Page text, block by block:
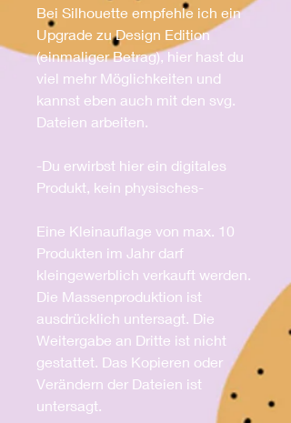
Bei Silhouette empfehle ich ein
Upgrade zu Design Edition
(einmaliger Betrag), hier hast du
viel mehr Möglichkeiten und
kannst eben auch mit den svg.
Dateien arbeiten.
-Du erwirbst hier ein digitales
Produkt, kein physisches-
Eine Kleinauflage von max. 10
Produkten im Jahr darf
kleingewerblich verkauft werden.
Die Massenproduktion ist
ausdrücklich untersagt. Die
Weitergabe an Dritte ist nicht
gestattet. Das Kopieren oder
Verändern der Dateien ist
untersagt.